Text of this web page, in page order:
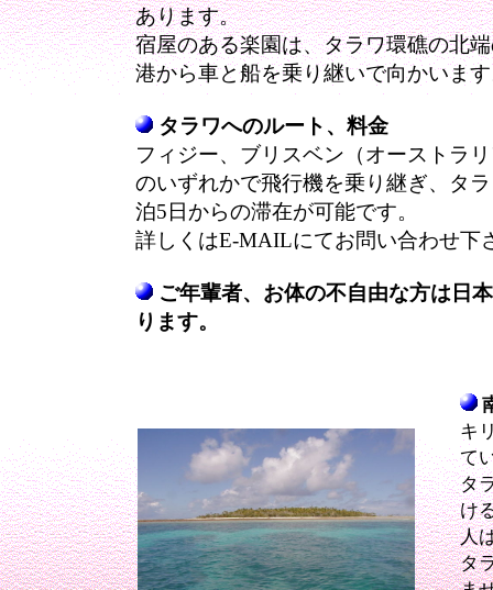
あります。
宿屋のある楽園は、タラワ環礁の北
港から車と船を乗り継いで向かいま
タラワへのルート、料金
フィジー、ブリスベン（オーストラ
のいずれかで飛行機を乗り継ぎ、タ
泊5日からの滞在が可能です。
詳しくはE-MAILにてお問い合わせ下
ご年輩者、お体の不自由な方は日
ります。
キ
て
タ
け
人
タ